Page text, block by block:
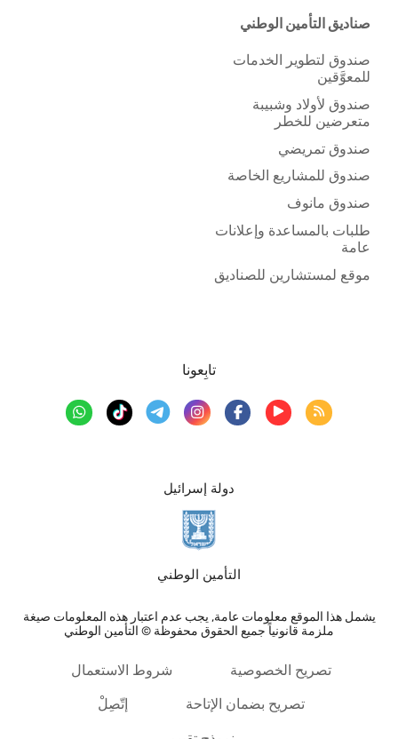
صناديق التأمين الوطني
صندوق لتطوير الخدمات
للمعوَّقين
صندوق لأولاد وشبيبة
متعرضين للخطر
صندوق تمريضي
صندوق للمشاريع الخاصة
صندوق مانوف
طلبات بالمساعدة وإعلانات
عامة
موقع لمستشارين للصناديق
دولة إسرائيل
التأمين الوطني
يشمل هذا الموقع معلومات عامة, يجب عدم اعتبار هذه المعلومات صيغة
ملزمة قانونياً جميع الحقوق محفوظة © التأمين الوطني
تابِعونا
تصريح الخصوصية شروط الاستعمال
تصريح بضمان الإتاحة إتّصِلْ